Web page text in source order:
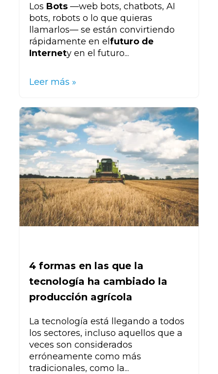
Los Bots —web bots, chatbots, AI
bots, robots o lo que quieras
llamarlos— se están convirtiendo
rápidamente en elfuturo de
Internety en el futuro...
Leer más »
4 formas en las que la
tecnología ha cambiado la
producción agrícola
La tecnología está llegando a todos
los sectores, incluso aquellos que a
veces son considerados
erróneamente como más
tradicionales, como la...